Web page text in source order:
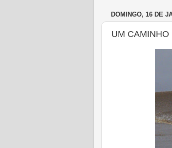
DOMINGO, 16 DE
UM CAMINHO